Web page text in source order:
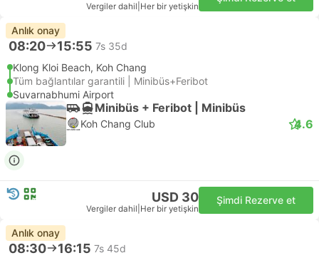
Vergiler dahil Her bir yetişkin
Anlık onay
08:20 15:55 7s 35d
Klong Kloi Beach, Koh Chang
Tüm bağlantılar garantili | Minibüs+Feribot
Suvarnabhumi Airport
Minibüs + Feribot | Minibüs
Koh Chang Club 4.6
USD 30
Vergiler dahil Her bir yetişkin
Şimdi Rezerve et
Anlık onay
08:30 16:15 7s 45d